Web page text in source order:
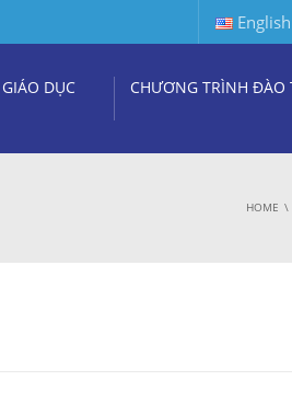
English
DỤC CHƯƠNG TRÌNH ĐÀO
HOME